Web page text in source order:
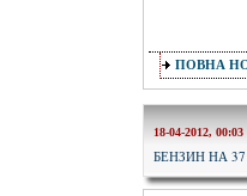
ПОВНА
18-04-2012, 00:03
БЕНЗИН НА